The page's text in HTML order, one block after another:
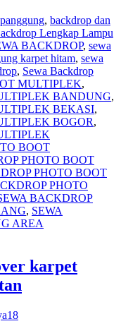
, backdrop dan
Lengkap Lampu
BACKDROP, sewa
karpet hitam, sewa
, Sewa Backdrop
MULTIPLEK,
BANDUNG,
BEKASI,
BOGOR,
BOOT
PHOTO BOOT
PHOTO BOOT
PHOTO
BACKDROP
, SEWA
AREA
karpet